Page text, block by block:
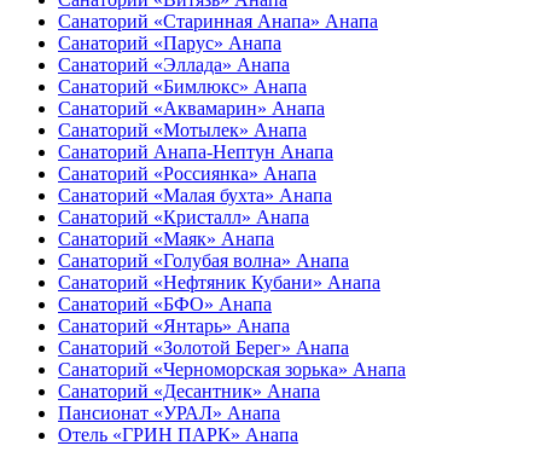
Санаторий «Старинная Анапа» Анапа
Санаторий «Парус» Анапа
Санаторий «Эллада» Анапа
Санаторий «Бимлюкс» Анапа
Санаторий «Аквамарин» Анапа
Санаторий «Мотылек» Анапа
Санаторий Анапа-Нептун Анапа
Санаторий «Россиянка» Анапа
Санаторий «Малая бухта» Анапа
Санаторий «Кристалл» Анапа
Санаторий «Маяк» Анапа
Санаторий «Голубая волна» Анапа
Санаторий «Нефтяник Кубани» Анапа
Санаторий «БФО» Анапа
Санаторий «Янтарь» Анапа
Санаторий «Золотой Берег» Анапа
Санаторий «Черноморская зорька» Анапа
Санаторий «Десантник» Анапа
Пансионат «УРАЛ» Анапа
Отель «ГРИН ПАРК» Анапа